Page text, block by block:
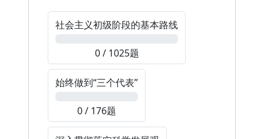
社会主义初级阶段的基本路线
0 / 1025题
始终做到“三个代表”
0 / 176题